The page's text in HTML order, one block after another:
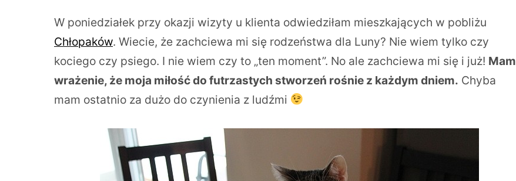
W poniedziałek przy okazji wizyty u klienta odwiedziłam mieszkających w pobliżu
Chłopaków. Wiecie, że zachciewa mi się rodzeństwa dla Luny? Nie wiem tylko czy
kociego czy psiego. I nie wiem czy to „ten moment”. No ale zachciewa mi się i już! Mam
wrażenie, że moja miłość do futrzastych stworzeń rośnie z każdym dniem. Chyba
mam ostatnio za dużo do czynienia z ludźmi